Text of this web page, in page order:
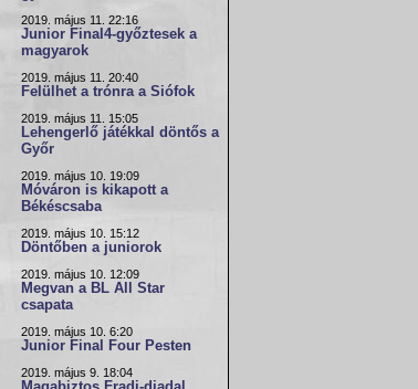
2019. május 11. 22:16
Junior Final4-győztesek a
magyarok
2019. május 11. 20:40
Felülhet a trónra a Siófok
2019. május 11. 15:05
Lehengerlő játékkal döntős a
Győr
2019. május 10. 19:09
Móváron is kikapott a
Békéscsaba
2019. május 10. 15:12
Döntőben a juniorok
2019. május 10. 12:09
Megvan a BL All Star
csapata
2019. május 10. 6:20
Junior Final Four Pesten
2019. május 9. 18:04